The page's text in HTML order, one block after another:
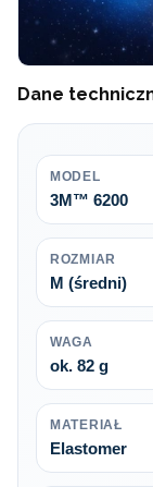
Dane
MODEL
3M™ 6200
ROZMIAR
M (średni)
WAGA
ok. 82 g
MATERIAŁ
Elastomer